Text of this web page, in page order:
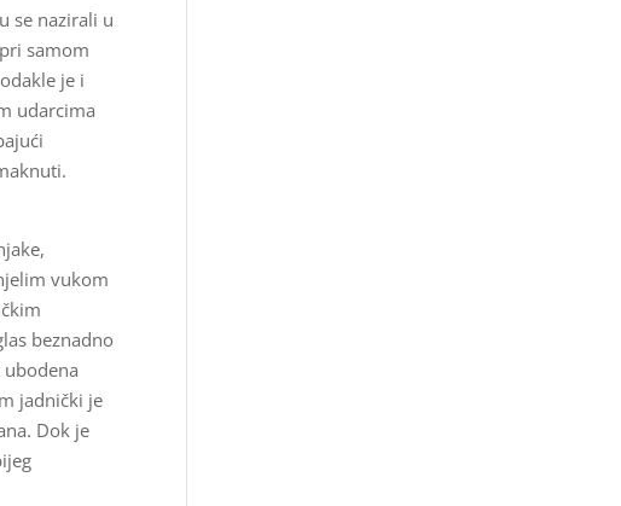
se nazirali u
samom
je i
udarcima
vukom
beznadno
jadnički je
Dok je